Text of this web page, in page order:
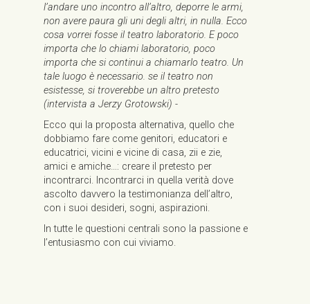
l’andare uno incontro all’altro, deporre le armi,
non avere paura gli uni degli altri, in nulla. Ecco
cosa vorrei fosse il teatro laboratorio. E poco
importa che lo chiami laboratorio, poco
importa che si continui a chiamarlo teatro. Un
tale luogo è necessario. se il teatro non
esistesse, si troverebbe un altro pretesto
(intervista a Jerzy Grotowski) -
Ecco qui la proposta alternativa, quello che
dobbiamo fare come genitori, educatori e
educatrici, vicini e vicine di casa, zii e zie,
amici e amiche…: creare il pretesto per
incontrarci. Incontrarci in quella verità dove
ascolto davvero la testimonianza dell’altro,
con i suoi desideri, sogni, aspirazioni.
In tutte le questioni centrali sono la passione e
l’entusiasmo con cui viviamo.